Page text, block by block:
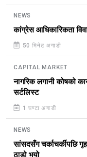
NEWS
कांग्रेस आधिकारिकता
50 मिनेट अगाडी
CAPITAL MARKET
नागरिक लगानी कोषको
सर्टलिस्ट
1 घण्टा अगाडी
NEWS
सांसदसँग चर्काचर्कीपछि
ठाडो भयो